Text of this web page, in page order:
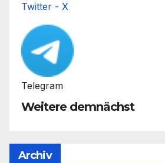
Twitter - X
Telegram
Weitere demnächst
Archiv